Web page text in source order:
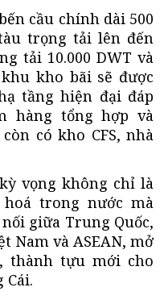
cầu chính dài 500
trọng tải lên đến
tải 10.000 DWT và
kho bãi sẽ được
tầng hiện đại đáp
hàng tổng hợp và
có kho CFS, nhà
vọng không chỉ là
trong nước mà
giữa Trung Quốc,
Nam và ASEAN, mở
thành tựu mới cho
Cái.